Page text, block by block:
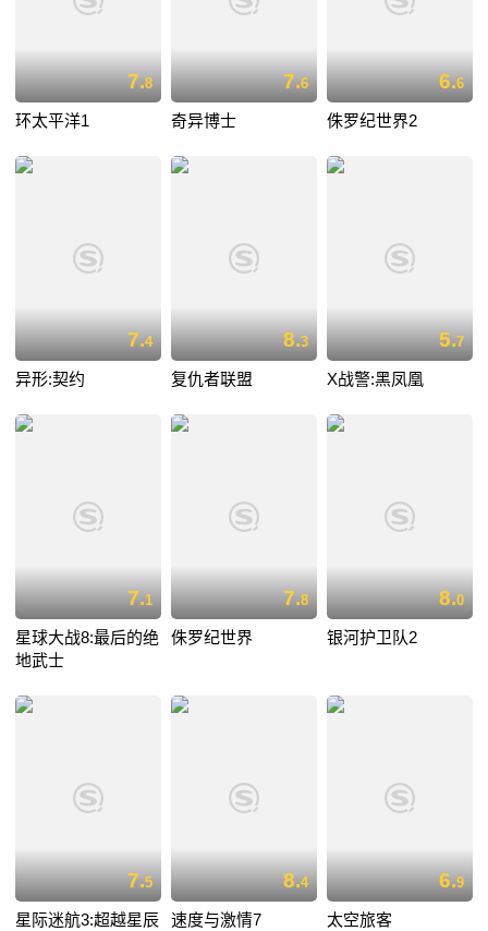
7.8
环太平洋1
7.6
奇异博士
6.6
侏罗纪世界2
7.4
异形:契约
8.3
复仇者联盟
5.7
X战警:黑凤凰
7.1
星球大战8:最后的绝
地武士
7.8
侏罗纪世界
8.0
银河护卫队2
7.5
星际迷航3:超越星辰
8.4
速度与激情7
6.9
太空旅客